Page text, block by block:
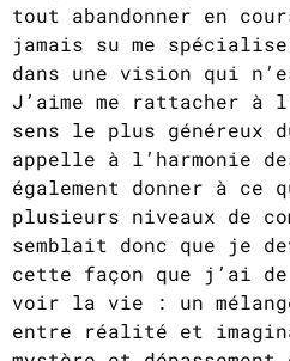
tout abandonner en
jamais su me
dans une vision qui
J’aime me rattacher à
sens le plus généreux
appelle à l’harmonie
également donner à ce
plusieurs niveaux de
semblait donc que je
cette façon que j’ai
voir la vie : un
entre réalité et